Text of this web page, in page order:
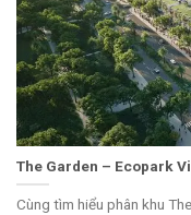
The Garden – Ecopark
Cùng tìm hiểu phân khu